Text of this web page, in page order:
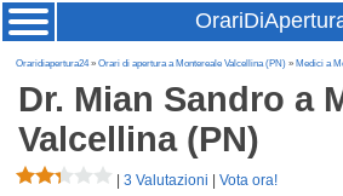
Oraridiapertura24»Orari di apertura a Montereale Valcellina (PN) » Medici a
Dr. Mian Sandro a
Valcellina (PN)
|3 Valutazioni |Vota ora!